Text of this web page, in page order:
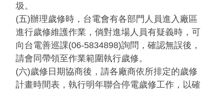
圾。
(五)辦理歲修時，台電會有各部門人員進入廠區
進行歲修維護作業，倘對進場人員有疑義時，可
向台電善巡課(06-5834898)詢問，確認無誤後，
請會同帶領至作業範圍執行歲修。
(六)歲修日期協商後，請各廠商依所排定的歲修
計畫時間表，執行明年聯合停電歲修工作，以確